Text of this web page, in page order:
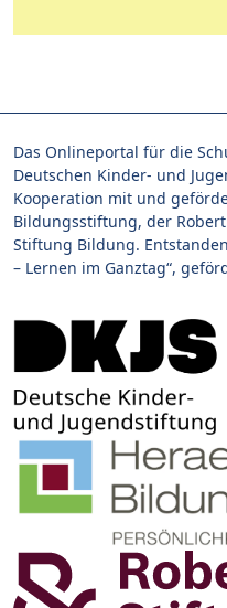
Das Onlineportal für die
Deutschen Kinder- und
Kooperation mit und
Bildungsstiftung, der
Stiftung Bildung.
– Lernen im Ganztag“,